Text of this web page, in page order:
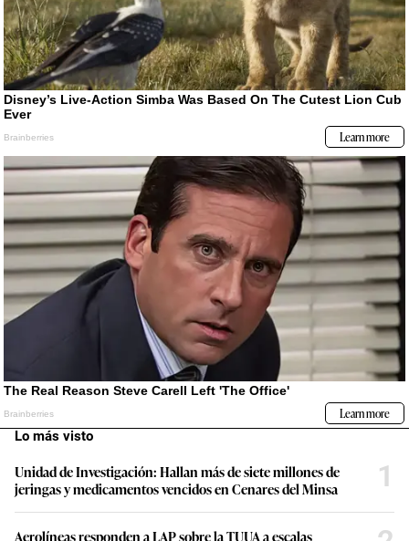
Lo más visto
Unidad de Investigación: Hallan más de siete millones de
jeringas y medicamentos vencidos en Cenares del Minsa
1
Aerolíneas responden a LAP sobre la TUUA a escalas